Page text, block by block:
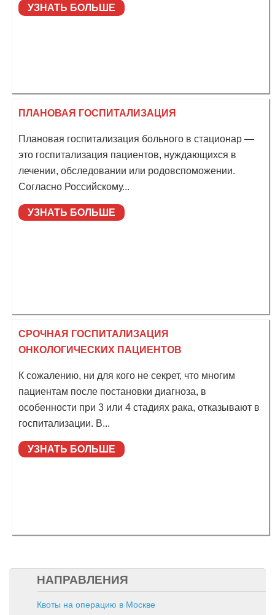
УЗНАТЬ БОЛЬШЕ
ПЛАНОВАЯ ГОСПИТАЛИЗАЦИЯ
Плановая госпитализация больного в стационар —
это госпитализация пациентов, нуждающихся в
лечении, обследовании или родовспоможении.
Согласно Российскому...
УЗНАТЬ БОЛЬШЕ
СРОЧНАЯ ГОСПИТАЛИЗАЦИЯ
ОНКОЛОГИЧЕСКИХ ПАЦИЕНТОВ
К сожалению, ни для кого не секрет, что многим
пациентам после постановки диагноза, в
особенности при 3 или 4 стадиях рака, отказывают в
госпитализации. В...
УЗНАТЬ БОЛЬШЕ
НАПРАВЛЕНИЯ
Квоты на операцию в Москве